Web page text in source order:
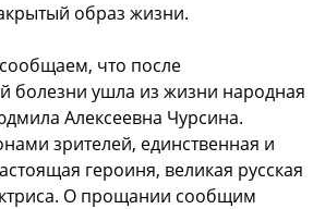
образ жизни.
что после
болезни ушла из жизни народная
Алексеевна Чурсина.
зрителей, единственная и
героиня, великая русская
О прощании сообщим